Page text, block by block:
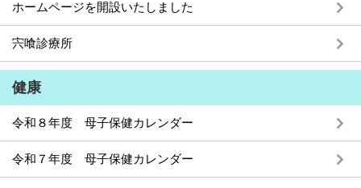
ホームページを開設いたしました
宍喰診療所
健康
令和８年度 母子保健カレンダー
令和７年度 母子保健カレンダー